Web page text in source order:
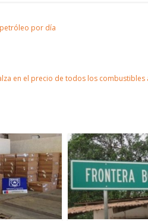
por día
en el precio de todos los